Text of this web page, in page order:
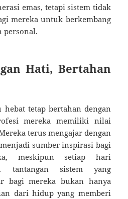
emas, tetapi sistem tidak
mereka untuk berkembang
personal.
Hati, Bertahan
tetap bertahan dengan
mereka memiliki nilai
terus mengajar dengan
sumber inspirasi bagi
meskipun setiap hari
tantangan sistem yang
bagi mereka bukan hanya
dari hidup yang memberi